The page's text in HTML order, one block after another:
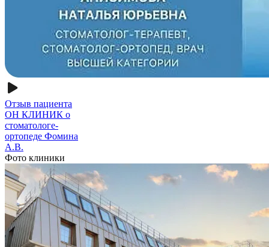
Отзыв пациента
ОН КЛИНИК о
стоматологе-
ортопеде Фомина
А.В.
Фото клиники